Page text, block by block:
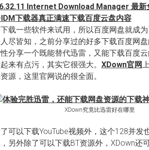
Internet Download Manager 最新
下载器真正满速下载百度云盘内容
载一些软件来试用，所以百度网盘就成
尽皆知，之前分享过的好多下载百度网
分享一个既能替代迅雷，又能下载百度
来有点污，其实它很强大。 XDown官网
源，这里官网说的很全面。
XDown究竟比迅雷好在哪里
可以下载YouTube视频外，这个128并发
另外除了可以下载BT资源外，XDown还